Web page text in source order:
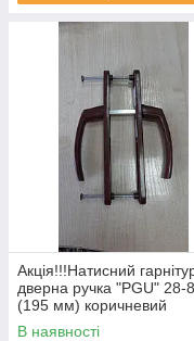
Акція!!!Натисний
дверна ручка "PGU" 28-
(195 мм) коричневий
алюмінієвий для ПВХ
В наявності